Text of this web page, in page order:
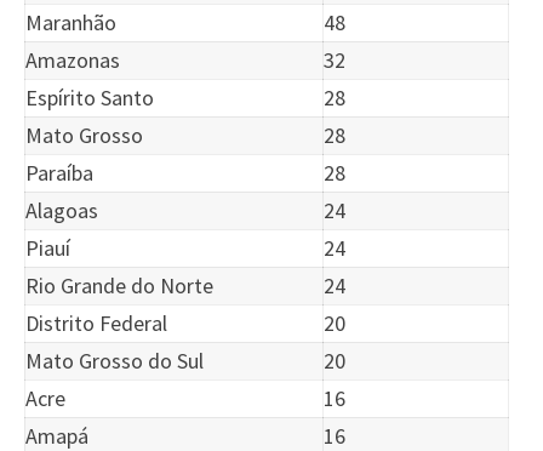
Maranhão
48
Amazonas
32
Espírito Santo
28
Mato Grosso
28
Paraíba
28
Alagoas
24
Piauí
24
Rio Grande do Norte
24
Distrito Federal
20
Mato Grosso do Sul
20
Acre
16
Amapá
16